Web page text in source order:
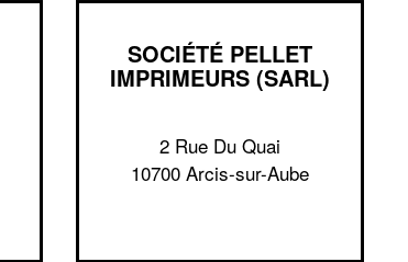
SOCIÉTÉ PELLET
IMPRIMEURS (SARL)
2 Rue Du Quai
10700 Arcis-sur-Aube